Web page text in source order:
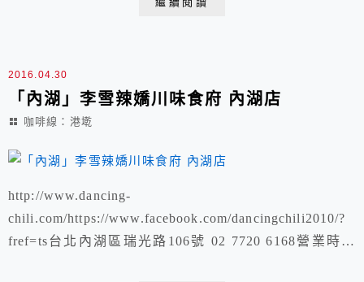
2016.04.30
「內湖」李雪辣嬌川味食府 內湖店
咖啡線：港墘
http://www.dancing-
chili.com/https://www.facebook.com/dancingchili2010/?
fref=ts台北內湖區瑞光路106號 02 7720 6168營業時間